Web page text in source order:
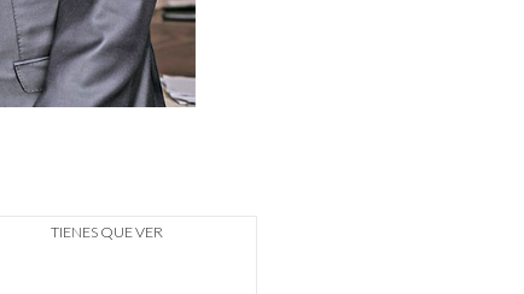
TIENES QUE VER